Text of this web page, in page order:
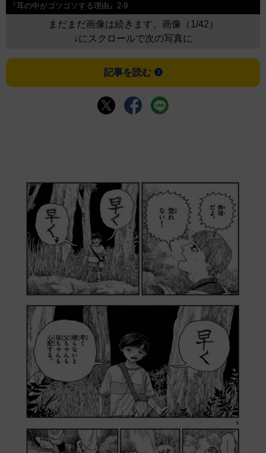
『耳の中がゴソゴソする理由』2-9
まだまだ画像は続きます。画像（1/42）
↓にスクロールで次の写真に
記事を読む